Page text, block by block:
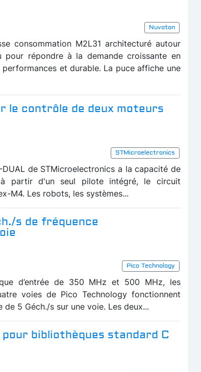
Nuvoton
consommation M2L31 architecturé autour
répondre à la demande croissante en
et durable. La puce affiche une
le contrôle de deux moteurs
STMicroelectronics
de STMicroelectronics a la capacité de
partir d'un seul pilote intégré, le circuit
M4. Les robots, les systèmes...
s de fréquence
Pico Technology
d’entrée de 350 MHz et 500 MHz, les
voies de Pico Technology fonctionnent
de 5 Géch./s sur une voie. Les deux...
bibliothèques standard C